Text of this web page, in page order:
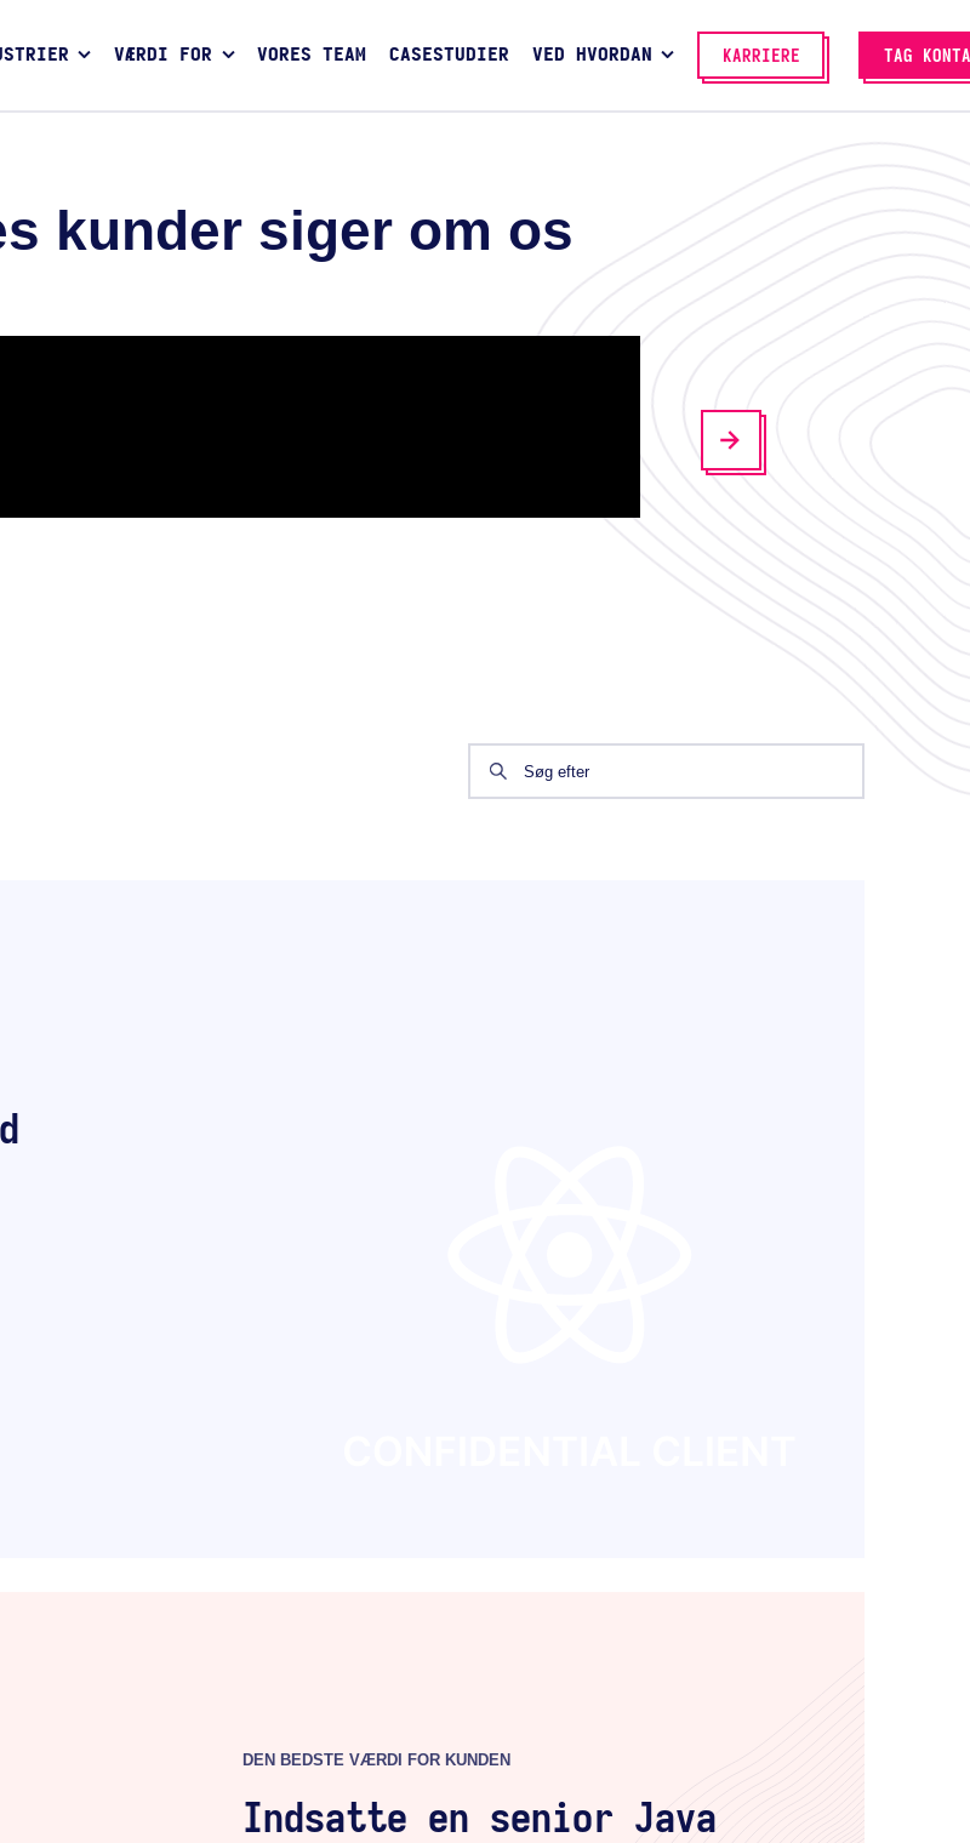
VÆRDI FOR VORES TEAM CASESTUDIER VED HVORDAN KARRIERE TAG
kunder siger om os
DEN BEDSTE VÆRDI FOR KUNDEN
Indsatte en senior Java